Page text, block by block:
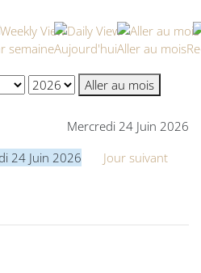
semaineAujourd'huiAller au mois
Aller au mois
Mercredi 24 Juin 2026
24 Juin 2026
Jour suivant